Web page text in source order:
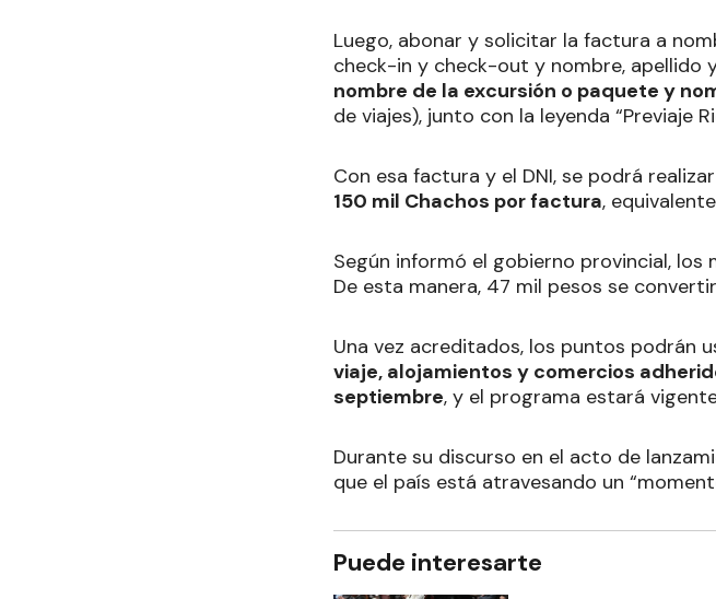
Luego, abonar y solicitar la factura a
check-in y check-out y nombre, apellido
nombre de la excursión o paquete y
de viajes), junto con la leyenda “Previaje
Con esa factura y el DNI, se podrá
150 mil Chachos por factura,
Según informó el gobierno provincial,
De esta manera, 47 mil pesos se
Una vez acreditados, los puntos podrán
viaje, alojamientos y comercios
septiembre, y el programa estará
Durante su discurso en el acto de
que el país está atravesando un
Puede interesarte